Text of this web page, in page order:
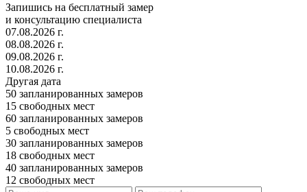
Запишись на бесплатный замер
и консультацию специалиста
07.08.2026 г.
08.08.2026 г.
09.08.2026 г.
10.08.2026 г.
Другая дата
50 запланированных замеров
15 свободных мест
60 запланированных замеров
5 свободных мест
30 запланированных замеров
18 свободных мест
40 запланированных замеров
12 свободных мест